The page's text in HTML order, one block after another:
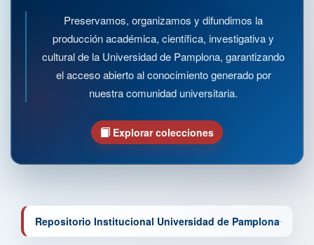
Preservamos, organizamos y difundimos la
producción académica, científica, investigativa y
cultural de la Universidad de Pamplona, garantizando
el acceso abierto al conocimiento generado por
nuestra comunidad universitaria.
Explorar colecciones
Repositorio Institucional Universidad de Pamplona